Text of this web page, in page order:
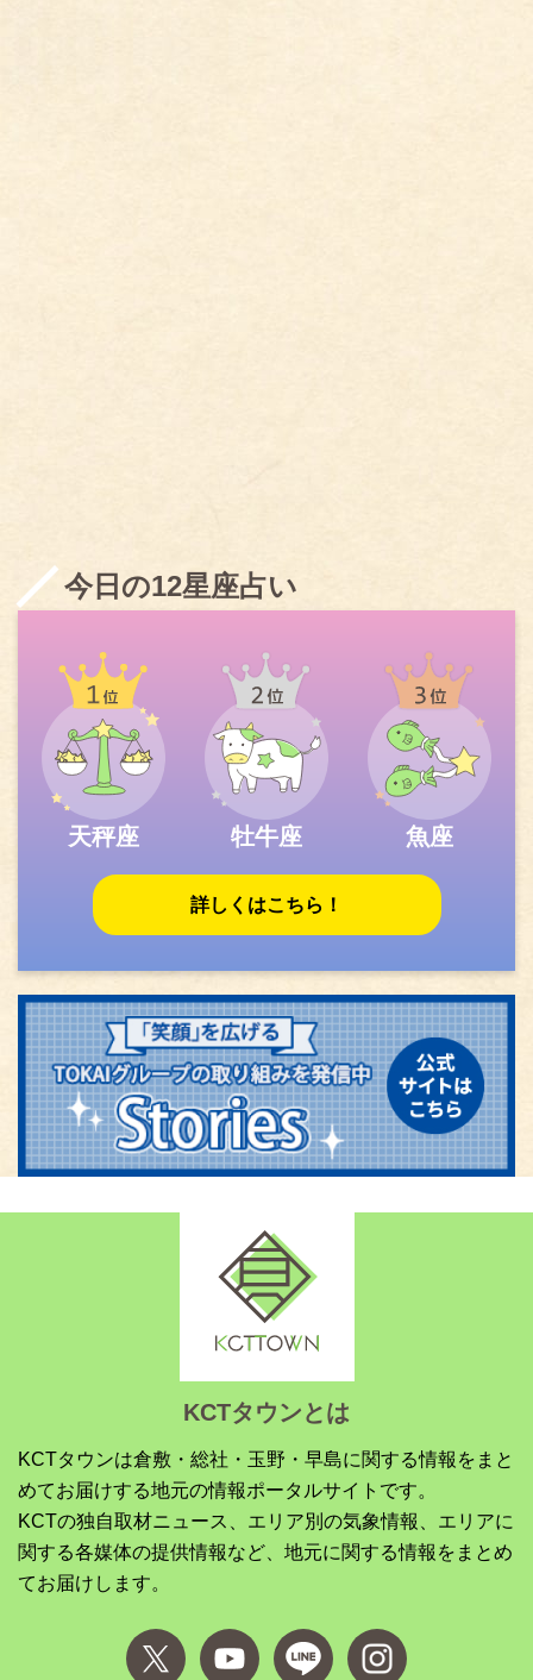
今日の12星座占い
天秤座 牡牛座 魚座
詳しくはこちら！
KCTタウンとは
KCTタウンは倉敷・総社・玉野・早島に関する情報をまと
めてお届けする地元の情報ポータルサイトです。
KCTの独自取材ニュース、エリア別の気象情報、エリアに
関する各媒体の提供情報など、地元に関する情報をまとめ
てお届けします。